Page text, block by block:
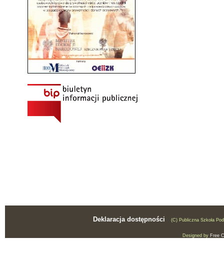
Deklaracja dostępności (C) Publiczna Szkoła
Designed by Free